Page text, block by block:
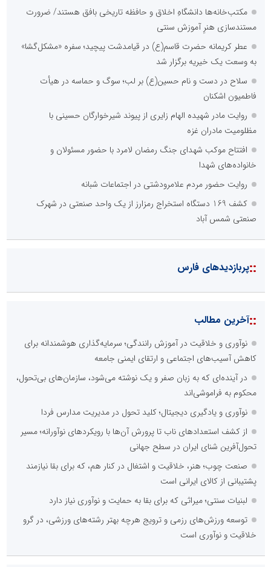
مکتب‌خانه‌ها دانشگاهِ اخلاق و حافظه تاریخی بافق هستند/ ضرورت
مستندسازی هنرِ آموزش سنتی
عطر کریمانه حضرت قاسم(ع) در قیامدشت پیچید؛ سفره «مشکل‌گشا»
به وسعت یک خیریه برگزار شد
سلاح در دست و نام حسین(ع) بر لب؛ سوگ و حماسه در هیأت
فاطمیون اشکنان
روایت مادر شهیده الهام زایری از پیوند شیرخوارگان حسینی با
مظلومیت مادران غزه
افتتاح موکب شهدای جنگ رمضان لامرد با حضور مسئولان و
خانواده‌های شهدا
روایت حضور مردم علامرودشتی در اجتماعات شبانه
کشف 169 دستگاه استخراج رمزارز از یک واحد صنعتی در شهرک
صنعتی شمس آباد
::پربازدیدهای فارس
::آخرین مطالب
نوآوری و خلاقیت در آموزش رانندگی؛ سرمایه‌گذاری هوشمندانه برای
کاهش آسیب‌های اجتماعی و ارتقای ایمنی جامعه
در آینده‌ای که به زبان صفر و یک نوشته می‌شود، سازمان‌های بی‌تحول،
محکوم به فراموشی‌اند
نوآوری و یادگیری دیجیتال؛ کلید تحول در مدیریت مدارس فردا
از کشف استعدادهای ناب تا پرورش آن‌ها با رویکردهای نوآورانه؛ مسیر
تحول‌آفرین شنای ایران در سطح جهانی
صنعت چوب؛ هنر، خلاقیت و اشتغال در کنار هم، که برای بقا نیازمند
پشتیبانی از کالای ایرانی است
لبنیات سنتی؛ میراثی که برای بقا به حمایت و نوآوری نیاز دارد
توسعه ورزش‌های رزمی و ترویج هرچه بهتر رشته‌های ورزشی، در گرو
خلاقیت و نوآوری است